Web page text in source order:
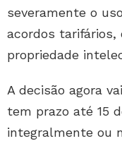
severamente o
acordos
propriedade
A decisão agora
tem prazo até 15
integralmente ou